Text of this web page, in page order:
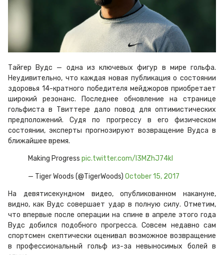
Тайгер Вудс — одна из ключевых фигур в мире гольфа.
Неудивительно, что каждая новая публикация о состоянии
здоровья 14-кратного победителя мейджоров приобретает
широкий резонанс. Последнее обновление на странице
гольфиста в Твиттере дало повод для оптимистических
предположений. Судя по прогрессу в его физическом
состоянии, эксперты прогнозируют возвращение Вудса в
ближайшее время.
Making Progress pic.twitter.com/I3MZhJ74kI
— Tiger Woods (@TigerWoods) October 15, 2017
На девятисекундном видео, опубликованном накануне,
видно, как Вудс совершает удар в полную силу. Отметим,
что впервые после операции на спине в апреле этого года
Вудс добился подобного прогресса. Совсем недавно сам
спортсмен скептически оценивал возможное возвращение
в профессиональный гольф из-за невыносимых болей в